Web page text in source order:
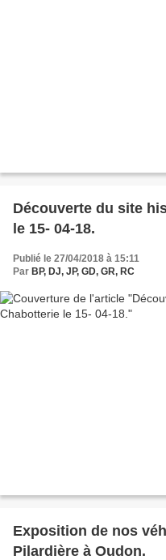
Découverte du site
le 15- 04-18.
Publié le 27/04/2018 à 15:11
Par BP, DJ, JP, GD, GR, RC
Exposition de nos véhicules au château de la
Pilardière à Oudon.